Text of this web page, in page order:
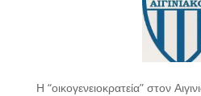
Η “οικογενειοκρατεία” στον